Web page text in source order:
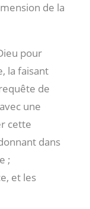
de la
pour
la faisant
de
une
cette
dans
;
et les